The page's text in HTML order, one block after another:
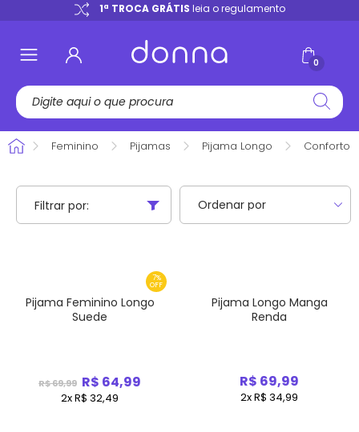
1ª TROCA GRÁTIS leia o regulamento
0
Feminino Pijamas Pijama Longo Conforto
Filtrar por:
7%
OFF
Pijama Feminino Longo
Suede
R$ 69,99 R$ 64,99
2x R$ 32,49
Pijama Longo Manga
Renda
R$ 69,99
2x R$ 34,99